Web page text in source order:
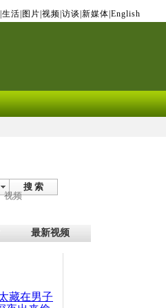
生活 图片 视频 访谈 新媒体 English
搜 索
视频
最新视频
藏在男子